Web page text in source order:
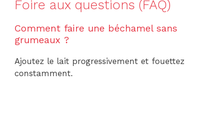
Foire aux questions (FAQ)
Comment faire une béchamel sans
grumeaux ?
Ajoutez le lait progressivement et fouettez
constamment.